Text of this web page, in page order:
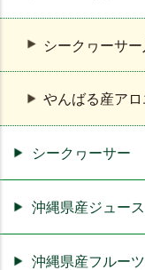
シークヮーサ
やんばる産ア
シークヮーサー
沖縄県産ジュース
沖縄県産フルーツ